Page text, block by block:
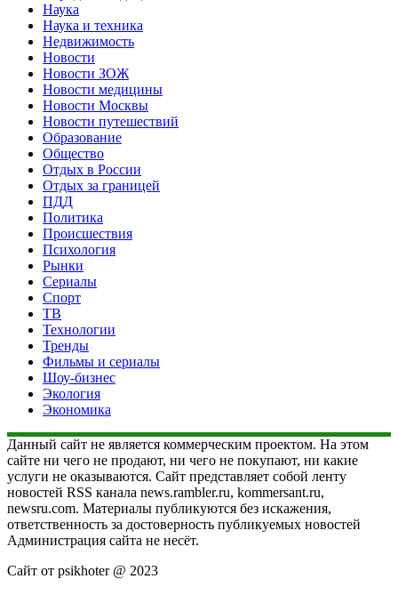
Наука
Наука и техника
Недвижимость
Новости
Новости ЗОЖ
Новости медицины
Новости Москвы
Новости путешествий
Образование
Общество
Отдых в России
Отдых за границей
ПДД
Политика
Происшествия
Психология
Рынки
Сериалы
Спорт
ТВ
Технологии
Тренды
Фильмы и сериалы
Шоу-бизнес
Экология
Экономика
Данный сайт не является коммерческим проектом. На этом
сайте ни чего не продают, ни чего не покупают, ни какие
услуги не оказываются. Сайт представляет собой ленту
новостей RSS канала news.rambler.ru, kommersant.ru,
newsru.com. Материалы публикуются без искажения,
ответственность за достоверность публикуемых новостей
Администрация сайта не несёт.
Сайт от psikhoter @ 2023